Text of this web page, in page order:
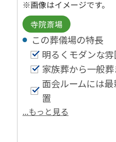
※画像はイメージです。
寺院斎場
この葬儀場の特⻑
明るくモダンな
家族葬から一般
面会ルームには
置
...もっと見る